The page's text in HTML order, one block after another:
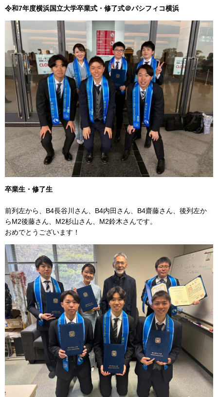
令和7年度横浜国立大学卒業式・修了式＠パシフィコ横浜
卒業生・修了生
前列左から、B4長谷川さん、B4内田さん、B4齋藤さん、後列左か
らM2後藤さん、M2杉山さん、M2鈴木さんです。
おめでとうございます！